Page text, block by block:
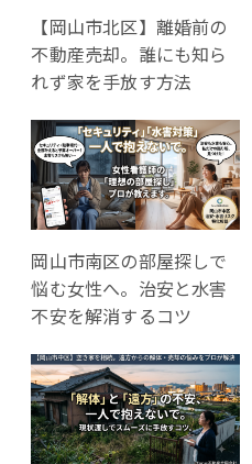
【岡山市北区】離婚前の
不動産売却。誰にも知ら
れず家を手放す方法
岡山市南区の部屋探しで
悩む女性へ。治安と水害
不安を解消するコツ